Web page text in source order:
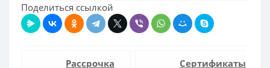
Поделиться ссылкой
Рассрочка Сертификаты